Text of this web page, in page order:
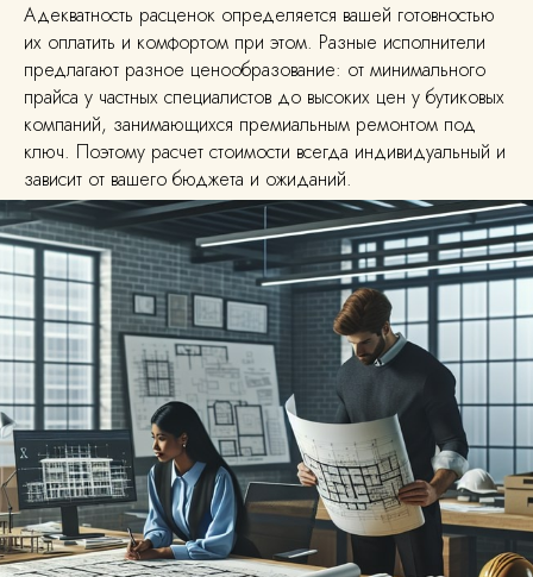
Адекватность расценок определяется вашей готовностью
их оплатить и комфортом при этом. Разные исполнители
предлагают разное ценообразование: от минимального
прайса у частных специалистов до высоких цен у бутиковых
компаний, занимающихся премиальным ремонтом под
ключ. Поэтому расчет стоимости всегда индивидуальный и
зависит от вашего бюджета и ожиданий.